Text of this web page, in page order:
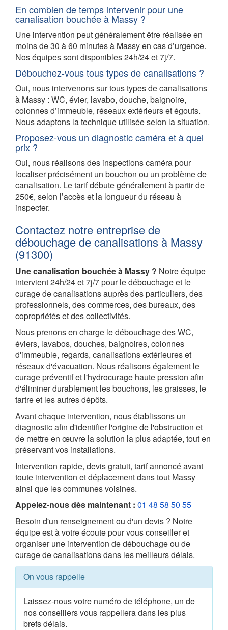
En combien de temps intervenir pour une
canalisation bouchée à Massy ?
Une intervention peut généralement être réalisée en
moins de 30 à 60 minutes à Massy en cas d’urgence.
Nos équipes sont disponibles 24h/24 et 7j/7.
Débouchez-vous tous types de canalisations ?
Oui, nous intervenons sur tous types de canalisations
à Massy : WC, évier, lavabo, douche, baignoire,
colonnes d’immeuble, réseaux extérieurs et égouts.
Nous adaptons la technique utilisée selon la situation.
Proposez-vous un diagnostic caméra et à quel
prix ?
Oui, nous réalisons des inspections caméra pour
localiser précisément un bouchon ou un problème de
canalisation. Le tarif débute généralement à partir de
250€, selon l’accès et la longueur du réseau à
inspecter.
Contactez notre entreprise de
débouchage de canalisations à Massy
(91300)
Une canalisation bouchée à Massy ? Notre équipe
intervient 24h/24 et 7j/7 pour le débouchage et le
curage de canalisations auprès des particuliers, des
professionnels, des commerces, des bureaux, des
copropriétés et des collectivités.
Nous prenons en charge le débouchage des WC,
éviers, lavabos, douches, baignoires, colonnes
d'immeuble, regards, canalisations extérieures et
réseaux d'évacuation. Nous réalisons également le
curage préventif et l'hydrocurage haute pression afin
d'éliminer durablement les bouchons, les graisses, le
tartre et les autres dépôts.
Avant chaque intervention, nous établissons un
diagnostic afin d'identifier l'origine de l'obstruction et
de mettre en œuvre la solution la plus adaptée, tout en
préservant vos installations.
Intervention rapide, devis gratuit, tarif annoncé avant
toute intervention et déplacement dans tout Massy
ainsi que les communes voisines.
Appelez-nous dès maintenant : 01 48 58 50 55
Besoin d'un renseignement ou d'un devis ? Notre
équipe est à votre écoute pour vous conseiller et
organiser une intervention de débouchage ou de
curage de canalisations dans les meilleurs délais.
On vous rappelle
Laissez-nous votre numéro de téléphone, un de
nos conseillers vous rappellera dans les plus
brefs délais.